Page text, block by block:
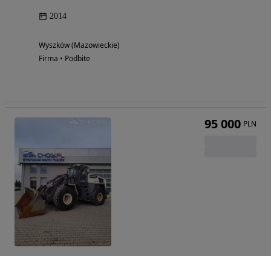
2014
Wyszków (Mazowieckie)
Firma • Podbite
95 000 PLN